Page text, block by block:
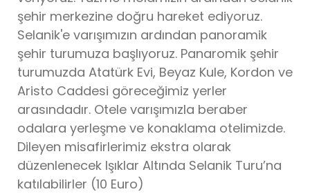
şehir merkezine doğru hareket ediyoruz.
Selanik'e varışımızın ardından panoramik
şehir turumuza başlıyoruz. Panaromik şehir
turumuzda Atatürk Evi, Beyaz Kule, Kordon ve
Aristo Caddesi göreceğimiz yerler
arasındadır. Otele varışımızla beraber
odalara yerleşme ve konaklama otelimizde.
Dileyen misafirlerimiz ekstra olarak
düzenlenecek Işıklar Altında Selanik Turu’na
katılabilirler (10 Euro)